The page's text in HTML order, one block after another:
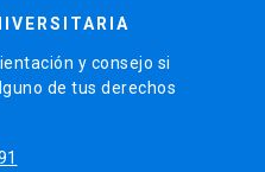
y consejo si
de tus derechos